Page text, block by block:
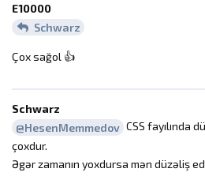
E10000
Schwarz
Çox sağol 👍️
Schwarz
@HesenMemmedov CSS fayılında
çoxdur.
Əgər zamanın yoxdursa mən düzəliş